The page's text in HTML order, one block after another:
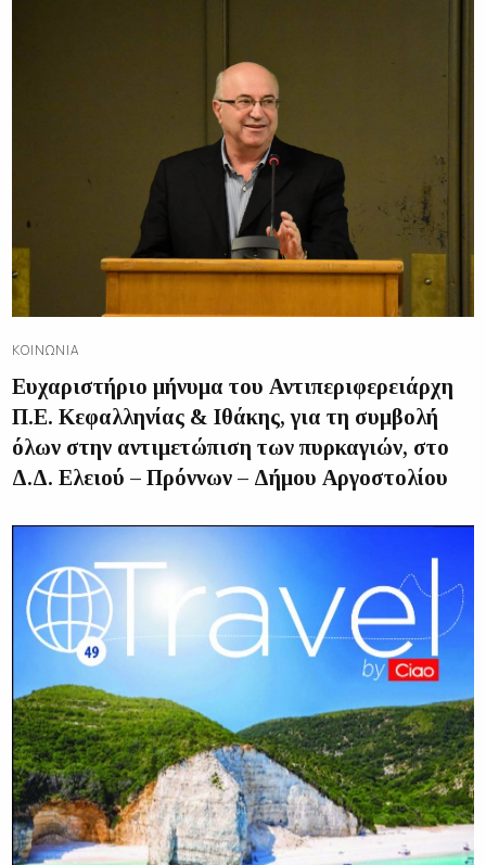
ΚΟΙΝΩΝΊΑ
Ευχαριστήριο μήνυμα του Αντιπεριφερειάρχη
Π.Ε. Κεφαλληνίας & Ιθάκης, για τη συμβολή
όλων στην αντιμετώπιση των πυρκαγιών, στο
Δ.Δ. Ελειού – Πρόννων – Δήμου Αργοστολίου